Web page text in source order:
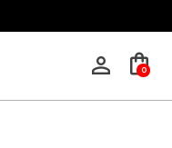
person_outline shopping_bag
0